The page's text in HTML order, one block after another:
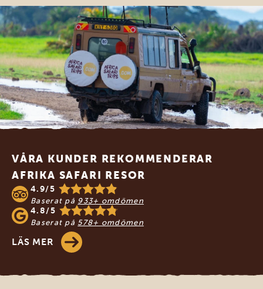
Footer
VÅRA KUNDER REKOMMENDERAR
AFRIKA SAFARI RESOR
4.9/5
Baserat på 933+ omdömen
4.8/5
Baserat på 578+ omdömen
LÄS MER